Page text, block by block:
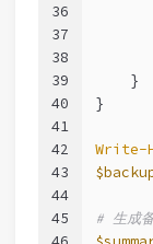
36
37
38
39
40
41
42
43
44
45
    }
}
Write-
# 生成